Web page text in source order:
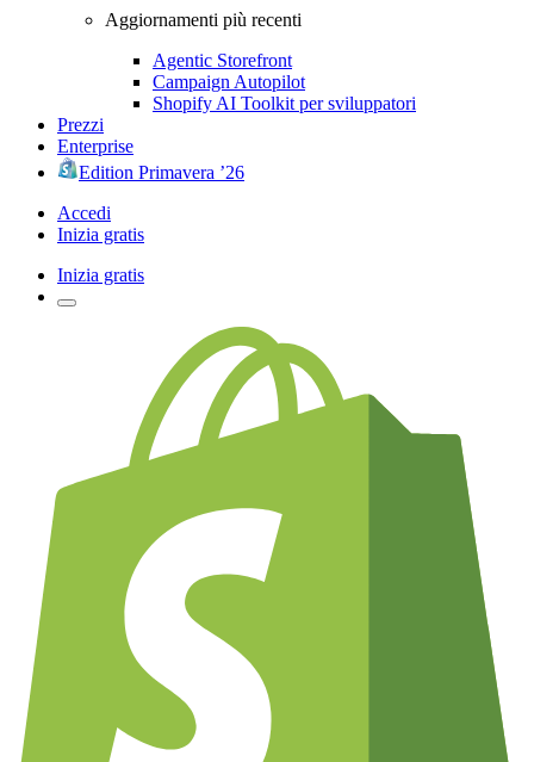
Aggiornamenti più recenti
Agentic Storefront
Campaign Autopilot
Shopify AI Toolkit per sviluppatori
Prezzi
Enterprise
Edition Primavera ’26
Accedi
Inizia gratis
Inizia gratis